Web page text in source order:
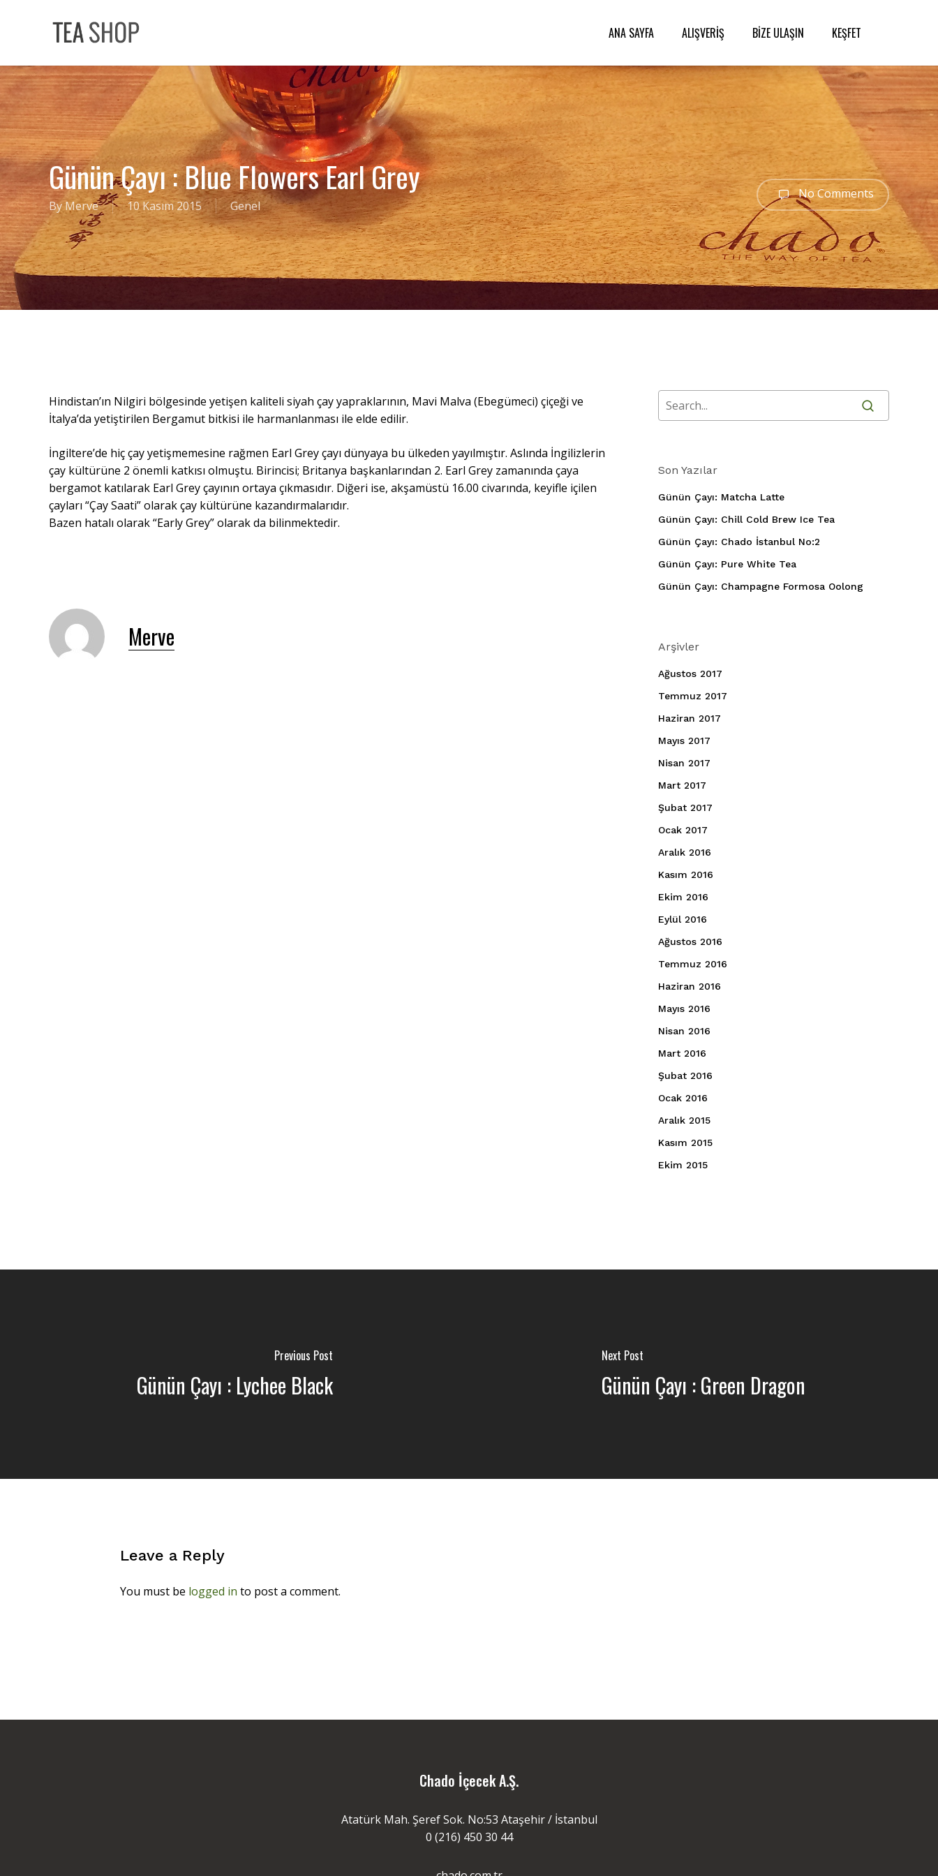
ANA SAYFA ALIŞVERİŞ BİZE ULAŞIN KEŞFET
Günün Çayı : Blue Flowers Earl Grey
ByMerve 10 Kasım 2015 Genel
No Comments
Hindistan’ın Nilgiri bölgesinde yetişen kaliteli siyah çay yapraklarının, Mavi Malva (Ebegümeci) çiçeği ve
İtalya’da yetiştirilen Bergamut bitkisi ile harmanlanması ile elde edilir.
İngiltere’de hiç çay yetişmemesine rağmen Earl Grey çayı dünyaya bu ülkeden yayılmıştır. Aslında İngilizlerin
çay kültürüne 2 önemli katkısı olmuştu. Birincisi; Britanya başkanlarından 2. Earl Grey zamanında çaya
bergamot katılarak Earl Grey çayının ortaya çıkmasıdır. Diğeri ise, akşamüstü 16.00 civarında, keyifle içilen
çayları “Çay Saati” olarak çay kültürüne kazandırmalarıdır.
Bazen hatalı olarak “Early Grey” olarak da bilinmektedir.
Merve
Son Yazılar
Günün Çayı: Matcha Latte
Günün Çayı: Chill Cold Brew Ice Tea
Günün Çayı: Chado İstanbul No:2
Günün Çayı: Pure White Tea
Günün Çayı: Champagne Formosa Oolong
Arşivler
Ağustos 2017
Temmuz 2017
Haziran 2017
Mayıs 2017
Nisan 2017
Mart 2017
Şubat 2017
Ocak 2017
Aralık 2016
Kasım 2016
Ekim 2016
Eylül 2016
Ağustos 2016
Temmuz 2016
Haziran 2016
Mayıs 2016
Nisan 2016
Mart 2016
Şubat 2016
Ocak 2016
Aralık 2015
Kasım 2015
Ekim 2015
Previous Post
Günün Çayı : Lychee Black
Next Post
Günün Çayı : Green Dragon
Leave a Reply
You must be logged in to post a comment.
Chado İçecek A.Ş.
Atatürk Mah. Şeref Sok. No:53 Ataşehir / İstanbul
0 (216) 450 30 44